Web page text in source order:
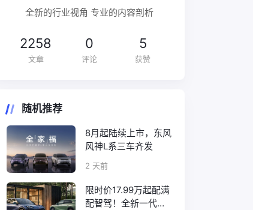
全新的行业视角 专业的内容剖析
2258
文章
0
评论
5
获赞
随机推荐
8月起陆续上市，东风
风神L系三车齐发
2 天前
限时价17.99万起配满
配智驾！全新一代天